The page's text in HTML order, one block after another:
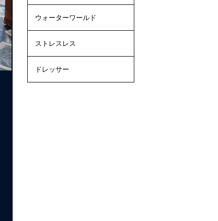
ウォーターワールド
ストレスレス
ドレッサー